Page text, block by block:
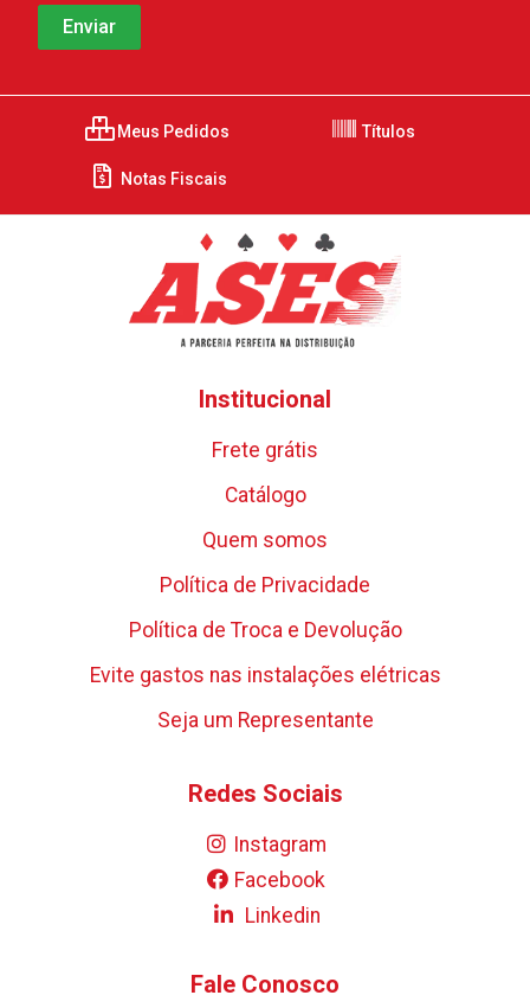
Meus Pedidos Títulos
Notas Fiscais
Institucional
Frete grátis
Catálogo
Quem somos
Política de Privacidade
Política de Troca e Devolução
Evite gastos nas instalações elétricas
Seja um Representante
Redes Sociais
Instagram
Facebook
Linkedin
Fale Conosco